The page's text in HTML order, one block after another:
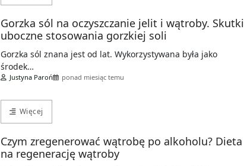
Gorzka sól na oczyszczanie jelit i wątroby. Skutki
uboczne stosowania gorzkiej soli
Gorzka sól znana jest od lat. Wykorzystywana była jako
środek…
Justyna Paroń ponad miesiąc temu
Więcej
Czym zregenerować wątrobę po alkoholu? Dieta
na regenerację wątroby